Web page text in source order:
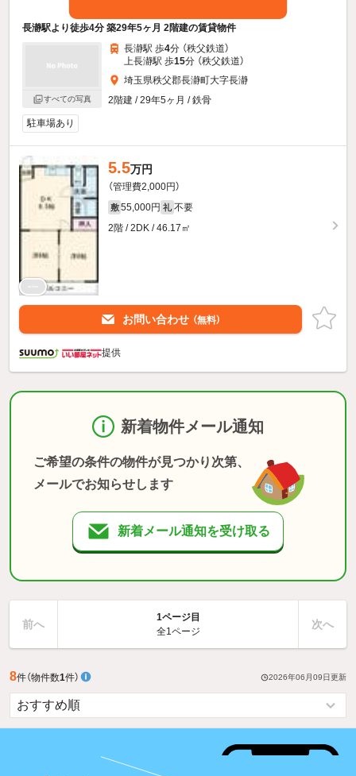
長瀞駅より徒歩4分 築29年5ヶ月 2階建の賃貸物件
すべての写真
長瀞駅 歩4分 （秩父鉄道）
上長瀞駅 歩15分 （秩父鉄道）
埼玉県秩父郡長瀞町大字長瀞
2階建 / 29年5ヶ月 / 鉄骨
駐車場あり
5.5万円
（管理費2,000円）
敷 55,000円 礼 不要
2階 / 2DK / 46.17㎡
お問い合わせ （無料）
提供
新着物件メール通知
ご希望の条件の物件が見つかり次第、
メールでお知らせします
新着メール通知を受け取る
前へ
1ページ目
全1ページ
次へ
8件（物件数1件） 2026年06月09日 更新